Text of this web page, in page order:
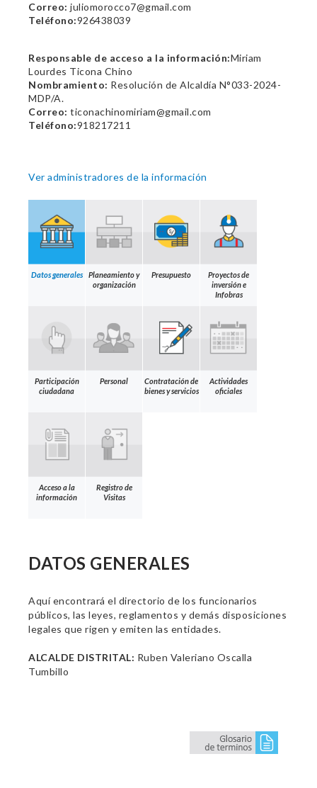
Correo: juliomorocco7@gmail.com
Teléfono:926438039
Responsable de acceso a la información:Miriam
Lourdes Ticona Chino
Nombramiento: Resolución de Alcaldía N°033-2024-
MDP/A.
Correo: ticonachinomiriam@gmail.com
Teléfono:918217211
Ver administradores de la información
Datos generales
Planeamiento y
organización
Presupuesto
Proyectos de
inversión e
Infobras
Participación
ciudadana
Personal
Contratación de
bienes y servicios
Actividades
oficiales
Acceso a la
información
Registro de
Visitas
DATOS GENERALES
Aquí encontrará el directorio de los funcionarios
públicos, las leyes, reglamentos y demás disposiciones
legales que rigen y emiten las entidades.
ALCALDE DISTRITAL: Ruben Valeriano Oscalla
Tumbillo